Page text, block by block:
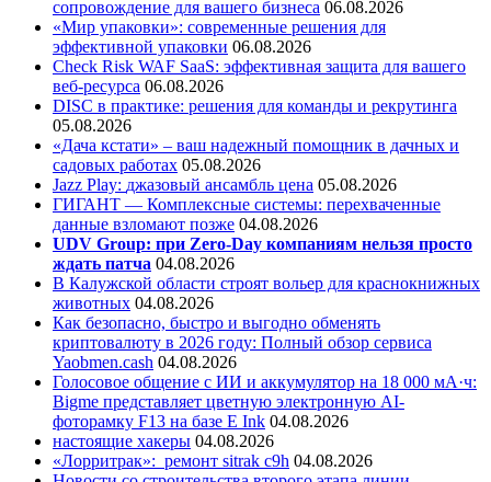
сопровождение для вашего бизнеса 06.08.2026
«Мир упаковки»: современные решения для
эффективной упаковки 06.08.2026
Check Risk WAF SaaS: эффективная защита для вашего
веб-ресурса 06.08.2026
DISC в практике: решения для команды и рекрутинга
05.08.2026
«Дача кстати» – ваш надежный помощник в дачных и
садовых работах 05.08.2026
Jazz Play: джазовый ансамбль цена 05.08.2026
ГИГАНТ — Комплексные системы: перехваченные
данные взломают позже 04.08.2026
UDV Group: при Zero-Day компаниям нельзя просто
ждать патча 04.08.2026
В Калужской области строят вольер для краснокнижных
животных 04.08.2026
Как безопасно, быстро и выгодно обменять
криптовалюту в 2026 году: Полный обзор сервиса
Yaobmen.cash 04.08.2026
Голосовое общение с ИИ и аккумулятор на 18 000 мА·ч:
Bigme представляет цветную электронную AI-
фоторамку F13 на базе E Ink 04.08.2026
настоящие хакеры 04.08.2026
«Лорритрак»: ремонт sitrak c9h 04.08.2026